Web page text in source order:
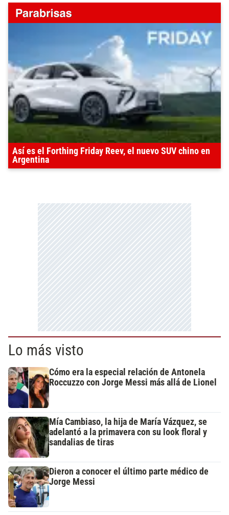
Así es el Forthing Friday Reev, el nuevo SUV chino en
Argentina
Lo más visto
Cómo era la especial relación de Antonela
Roccuzzo con Jorge Messi más allá de Lionel
Mía Cambiaso, la hija de María Vázquez, se
adelantó a la primavera con su look floral y
sandalias de tiras
Dieron a conocer el último parte médico de
Jorge Messi